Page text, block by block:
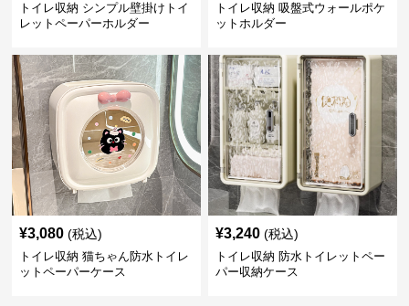
トイレ収納 シンプル壁掛けトイ
レットペーパーホルダー
トイレ収納 吸盤式ウォールポケ
ットホルダー
¥3,080 (税込)
トイレ収納 猫ちゃん防水トイレ
ットペーパーケース
¥3,240 (税込)
トイレ収納 防水トイレットペー
パー収納ケース